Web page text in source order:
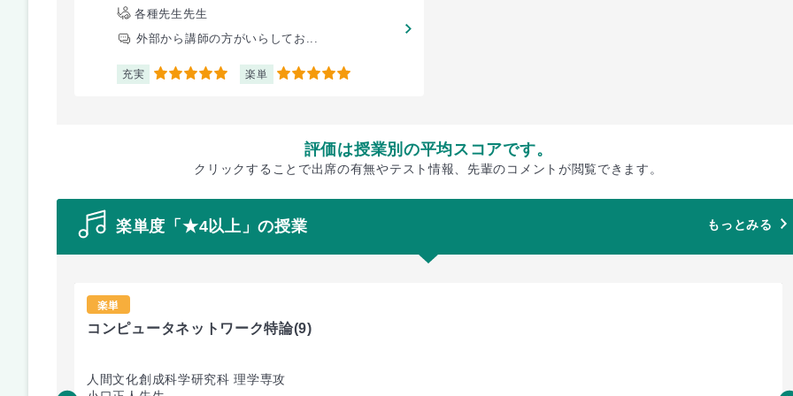
各種先生先生
外部から講師の方がいらしてお...
充実 5 楽単 5
評価は授業別の平均スコアです。
クリックすることで出席の有無やテスト情報、先輩のコメントが閲覧できます。
楽単度「★4以上」の授業 もっとみる
楽単
コンピュータネットワーク特論(9)
人間文化創成科学研究科 理学専攻